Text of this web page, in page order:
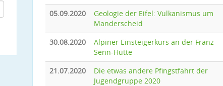
05.09.2020
Geologie der Eifel: Vulkanismus um
Manderscheid
30.08.2020
Alpiner Einsteigerkurs an der Franz-
Senn-Hütte
21.07.2020
Die etwas andere Pfingstfahrt der
Jugendgruppe 2020